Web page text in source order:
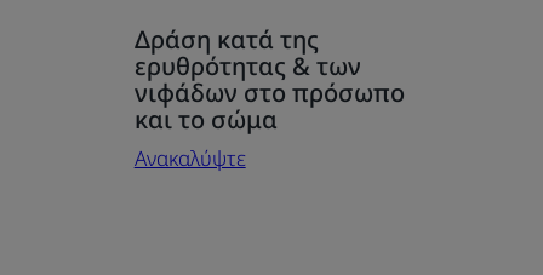
Ανακαλύψτε
Δράση
κατά
της
ερυθρότητας
&
Δράση κατά της
ερυθρότητας & των
νιφάδων στο πρόσωπο
και το σώμα
Ανακαλύψτε